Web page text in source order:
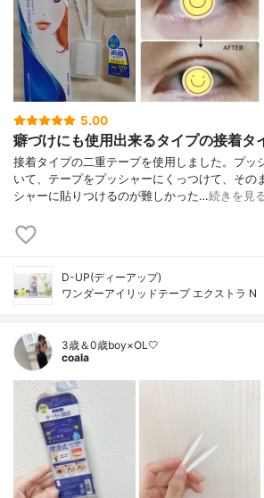
5.00
癖づけにも使用出来るタイプの接着タ
接着タイプの二重テープを使用しました。プッ
いて、テープをプッシャーにくっつけて、その
シャーに貼りつけるのが難しかった…続きを見
D-UP(ディーアップ)
ワンダーアイリッドテープ エクストラ N
3歳＆0歳boy×OL🤍
coala